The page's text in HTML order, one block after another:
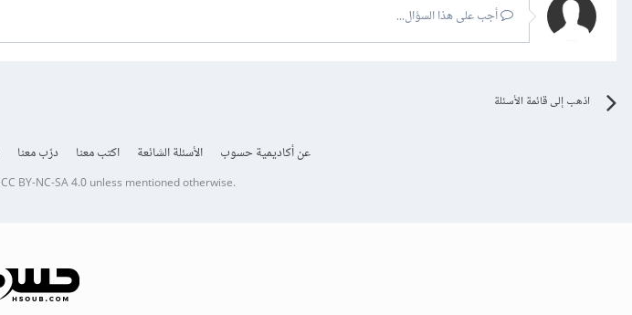
أجب على هذا السؤال...
اذهب إلى قائمة الأسئلة
عن أكاديمية حسوب الأسئلة الشائعة اكتب معنا درّب معنا
CC BY-NC-SA 4.0unless mentioned otherwise.